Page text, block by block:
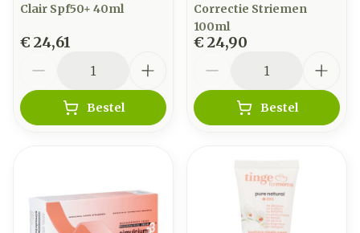
Clair Spf50+ 40ml
€ 24,61
Bestel
Correctie Striemen
100ml
€ 24,90
Bestel